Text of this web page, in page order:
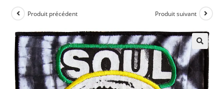
Produit précédent Produit suivant